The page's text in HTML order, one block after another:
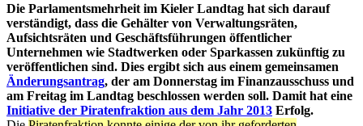
Die Parlamentsmehrheit im Kieler Landtag hat sich darauf
verständigt, dass die Gehälter von Verwaltungsräten,
Aufsichtsräten und Geschäftsführungen öffentlicher
Unternehmen wie Stadtwerken oder Sparkassen zukünftig zu
veröffentlichen sind. Dies ergibt sich aus einem gemeinsamen
Änderungsantrag, der am Donnerstag im Finanzausschuss und
am Freitag im Landtag beschlossen werden soll. Damit hat eine
Initiative der Piratenfraktion aus dem Jahr 2013 Erfolg.